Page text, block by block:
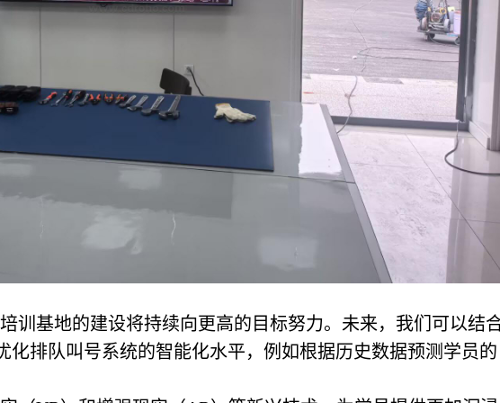
训基地的建设将持续向更高的目标努力。未来，我们可以结
化排队叫号系统的智能化水平，例如根据历史数据预测学员的